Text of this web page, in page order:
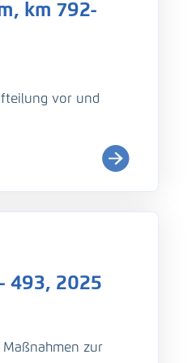
km 792-
vor und
493, 2025
Maßnahmen zur